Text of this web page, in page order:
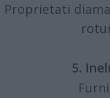
Proprietati
5.